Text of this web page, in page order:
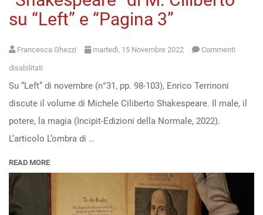
su “Left” e “Pagina 3”
Francesca Ghezzi martedì, 15 Novembre 2022 Commenti
disabilitati
“Shakespeare”
di
M.
Ciliberto
“Left”
“Pagina
Su “Left” di novembre (n°31, pp. 98-103), Enrico Terrinoni
discute il volume di Michele Ciliberto Shakespeare. Il male, il
potere, la magia (Incipit-Edizioni della Normale, 2022).
L’articolo L’ombra di …
READ MORE